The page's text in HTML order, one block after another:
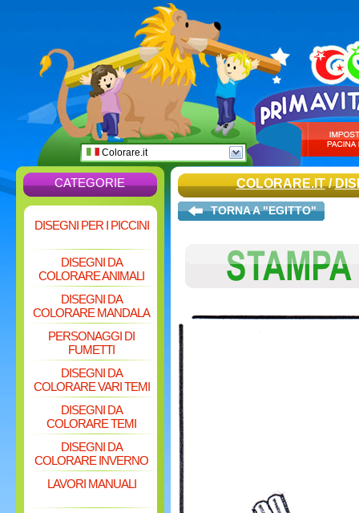
Colorare.it
CATEGORIE
DISEGNI PER I PICCINI
DISEGNI DA
COLORARE ANIMALI
DISEGNI DA
COLORARE MANDALA
PERSONAGGI DI
FUMETTI
DISEGNI DA
COLORARE VARI TEMI
DISEGNI DA
COLORARE TEMI
DISEGNI DA
COLORARE INVERNO
LAVORI MANUALI
COLORARE.IT/
TORNA A "EGITTO"